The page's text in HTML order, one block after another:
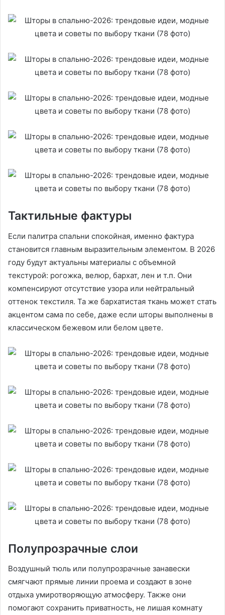
Тактильные фактуры
Если палитра спальни спокойная, именно фактура
становится главным выразительным элементом. В 2026
году будут актуальны материалы с объемной
текстурой: рогожка, велюр, бархат, лен и т.п. Они
компенсируют отсутствие узора или нейтральный
оттенок текстиля. Та же бархатистая ткань может стать
акцентом сама по себе, даже если шторы выполнены в
классическом бежевом или белом цвете.
Полупрозрачные слои
Воздушный тюль или полупрозрачные занавески
смягчают прямые линии проема и создают в зоне
отдыха умиротворяющую атмосферу. Также они
помогают сохранить приватность, не лишая комнату